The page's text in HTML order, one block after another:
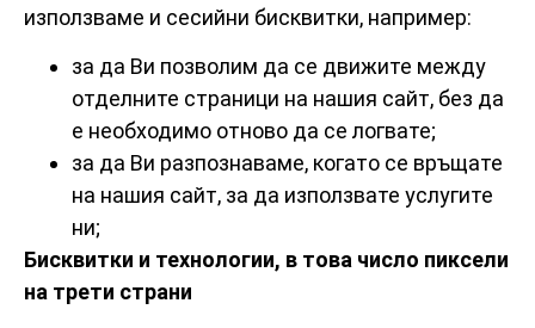
използваме и сесийни бисквитки, например:
за да Ви позволим да се движите между
отделните страници на нашия сайт, без да
е необходимо отново да се логвате;
за да Ви разпознаваме, когато се връщате
на нашия сайт, за да използвате услугите
ни;
Бисквитки и технологии, в това число пиксели
на трети страни